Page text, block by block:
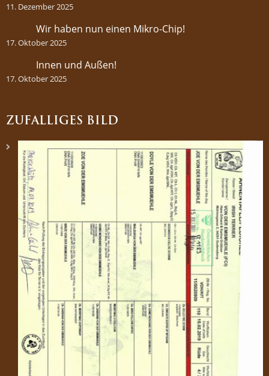
11. Dezember 2025
Wir haben nun einen Mikro-Chip!
17. Oktober 2025
Innen und Außen!
17. Oktober 2025
ZUFÄLLIGES BILD